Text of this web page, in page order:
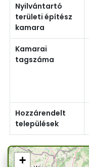
Nyilvántartó
területi építész
kamara
Kamarai
tagszáma
Hozzárendelt
települések
+